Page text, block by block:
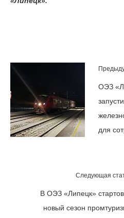
ОЭЗ
для
Следующая
В ОЭЗ «Липецк»
новый сезон